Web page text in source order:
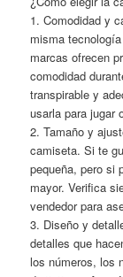
1. Comodidad y
misma
marcas ofrecen
comodidad
transpirable y
usarla para jugar
2. Tamaño y
camiseta. Si te
pequeña, pero si
mayor. Verifica
vendedor para
3. Diseño y
detalles que
los números, los